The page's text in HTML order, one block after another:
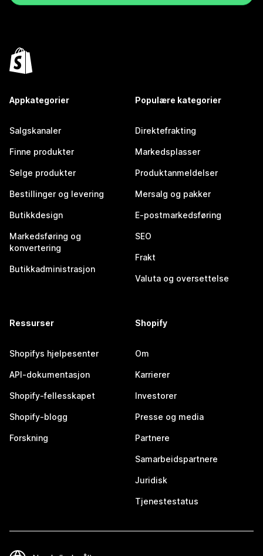
Appkategorier
Salgskanaler
Finne produkter
Selge produkter
Bestillinger og levering
Butikkdesign
Markedsføring og
konvertering
Butikkadministrasjon
Populære kategorier
Direktefrakting
Markedsplasser
Produktanmeldelser
Mersalg og pakker
E-postmarkedsføring
SEO
Frakt
Valuta og oversettelse
Ressurser
Shopifys hjelpesenter
API-dokumentasjon
Shopify-fellesskapet
Shopify-blogg
Forskning
Shopify
Om
Karrierer
Investorer
Presse og media
Partnere
Samarbeidspartnere
Juridisk
Tjenestestatus